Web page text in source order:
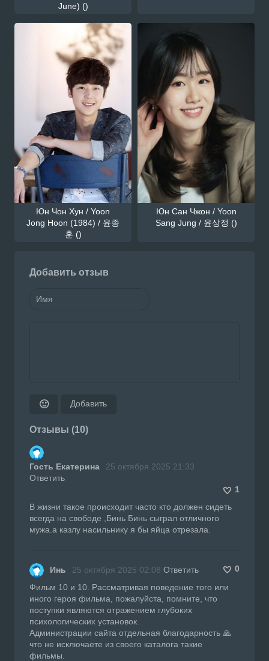
June) ()
Юн Чон Хун / Yoon
Jong Hoon (1984) / 윤종
훈 ()
Юн Сан Чжон / Yoon
Sang Jung / 윤상정 ()
Добавить отзыв
🙂 Добавить
Отзывы (10)
Гость Екатерина
25 октября 2025 21:33
Ответить
1
В жизни такое происходит часто кто должен сидеть
всегда на свободе ,Бинь Бинь сыграл отличного
мужа.а казлу насильнику я бы яйца отрезала.
Инь 25 октября 2025 02:08 Ответить
0
Фильм 10 и 10. Рассматривая поведение того или
иного героя фильма, пожалуйста, помните, что
поступки являются отражением глубоких
психологических установок.
Администрации сайта отдельная благодарность 🙏
что не исключаете из своего каталога такие
фильмы.